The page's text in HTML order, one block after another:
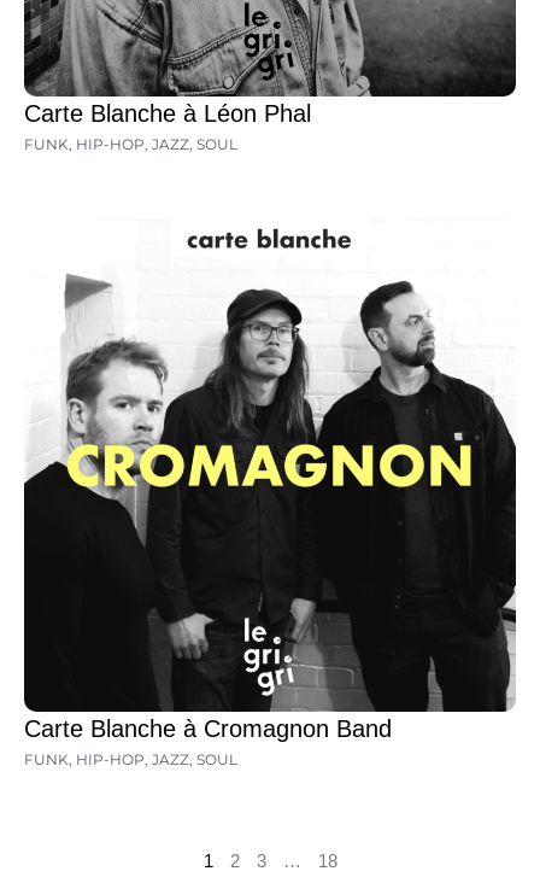
Carte Blanche à Léon Phal
FUNK, HIP-HOP, JAZZ, SOUL
Carte Blanche à Cromagnon Band
FUNK, HIP-HOP, JAZZ, SOUL
1 2 3 … 18